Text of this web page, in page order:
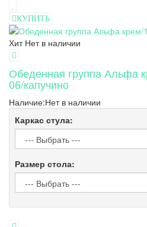
КУПИТЬ
Хит Нет в наличии
Обеденная группа Альфа
06/капучино
Наличие:Нет в наличии
Каркас стула:
Размер стола: